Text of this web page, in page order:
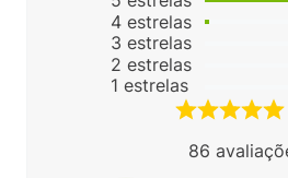
4 estrelas
3 estrelas
2 estrelas
1 estrelas
86